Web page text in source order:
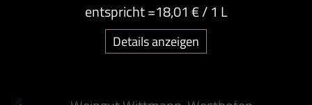
entspricht =18,01 €/ 1 L
Details anzeigen